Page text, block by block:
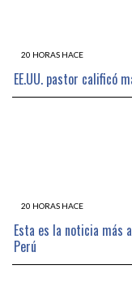
20 HORAS HACE
EE.UU. pastor calificó
20 HORAS HACE
Esta es la noticia más
Perú